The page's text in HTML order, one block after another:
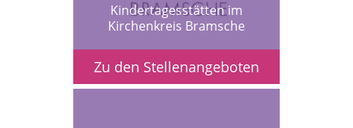
Kindertagesstätten im
Kirchenkreis Bramsche
Zu den Stellenangeboten